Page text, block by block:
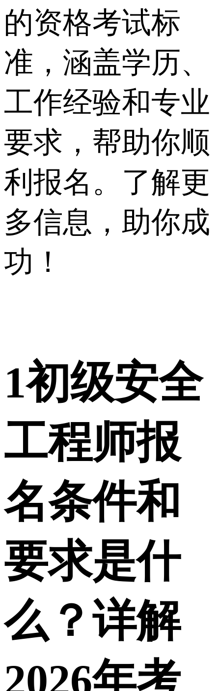
的资格考试标
准，涵盖学历、
工作经验和专业
要求，帮助你顺
利报名。了解更
多信息，助你成
功！
1初级安全
工程师报
名条件和
要求是什
么？详解
2026年考